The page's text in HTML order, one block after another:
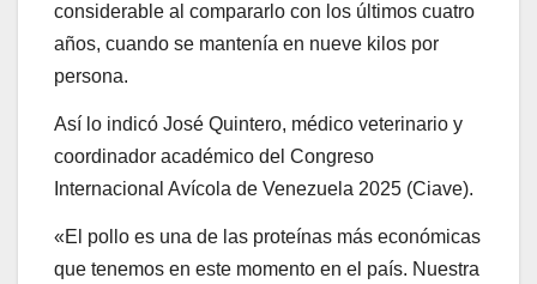
considerable al compararlo con los últimos cuatro
años, cuando se mantenía en nueve kilos por
persona.
Así lo indicó José Quintero, médico veterinario y
coordinador académico del Congreso
Internacional Avícola de Venezuela 2025 (Ciave).
«El pollo es una de las proteínas más económicas
que tenemos en este momento en el país. Nuestra